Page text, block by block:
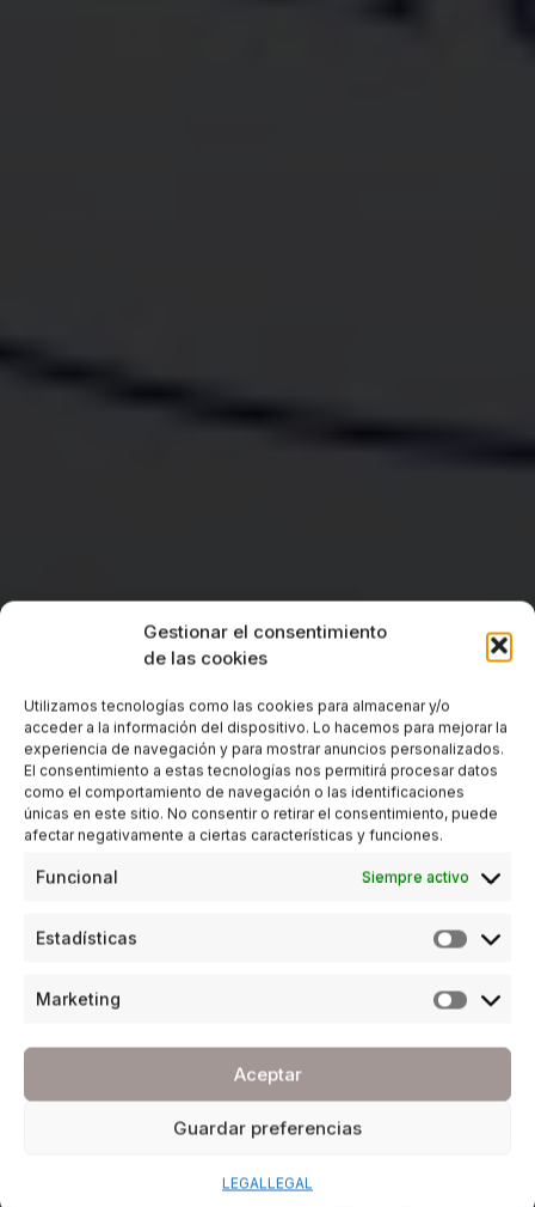
Gestionar el consentimiento
de las cookies
Utilizamos tecnologías como las cookies para almacenar y/o
acceder a la información del dispositivo. Lo hacemos para mejorar la
experiencia de navegación y para mostrar anuncios personalizados.
El consentimiento a estas tecnologías nos permitirá procesar datos
como el comportamiento de navegación o las identificaciones
únicas en este sitio. No consentir o retirar el consentimiento, puede
afectar negativamente a ciertas características y funciones.
Funcional Siempre activo
Estadísticas
Marketing
Aceptar
Guardar preferencias
LEGALLEGAL